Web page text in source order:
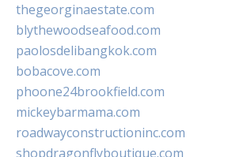
thegeorginaestate.com
blythewoodseafood.com
paolosdelibangkok.com
bobacove.com
phoone24brookfield.com
mickeybarmama.com
roadwayconstructioninc.com
shopdragonflyboutique.com